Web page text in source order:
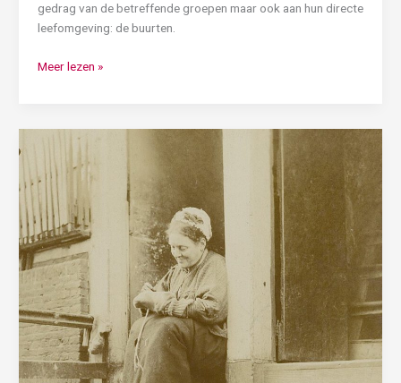
gedrag van de betreffende groepen maar ook aan hun directe
leefomgeving: de buurten.
Meer lezen »
over
de
gezondheidstoestand
in
de
Joodse
buurten